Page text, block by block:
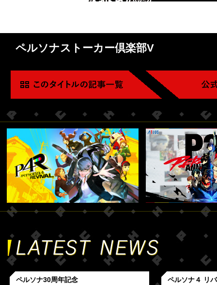
ペルソナストーカー倶楽部V
ペルソナ30周年記念 ペルソナ４ リ